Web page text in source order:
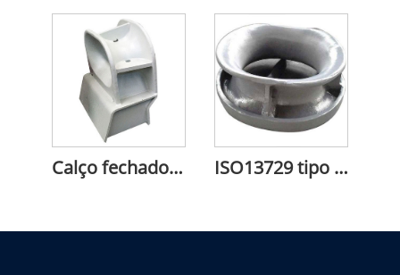
Calço fechado ISO13729 tipo A ISO13729 tipo calço fechado montado baluarte de B